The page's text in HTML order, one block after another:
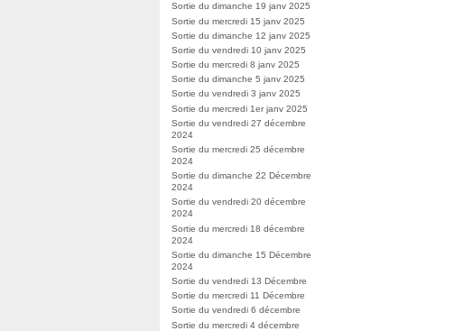
Sortie du dimanche 19 janv 2025
Sortie du mercredi 15 janv 2025
Sortie du dimanche 12 janv 2025
Sortie du vendredi 10 janv 2025
Sortie du mercredi 8 janv 2025
Sortie du dimanche 5 janv 2025
Sortie du vendredi 3 janv 2025
Sortie du mercredi 1er janv 2025
Sortie du vendredi 27 décembre
2024
Sortie du mercredi 25 décembre
2024
Sortie du dimanche 22 Décembre
2024
Sortie du vendredi 20 décembre
2024
Sortie du mercredi 18 décembre
2024
Sortie du dimanche 15 Décembre
2024
Sortie du vendredi 13 Décembre
Sortie du mercredi 11 Décembre
Sortie du vendredi 6 décembre
Sortie du mercredi 4 décembre